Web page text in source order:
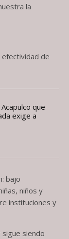
la
efectividad de
que
exige a
bajo
niños y
instituciones y
sigue siendo